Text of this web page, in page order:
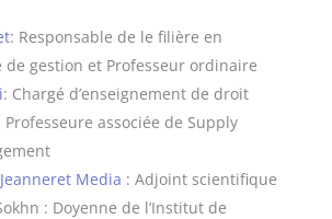
: Responsable de le filière en
gestion et Professeur ordinaire
: Chargé d’enseignement de droit
Professeure associée de Supply
Media : Adjoint scientifique
: Doyenne de l’Institut de